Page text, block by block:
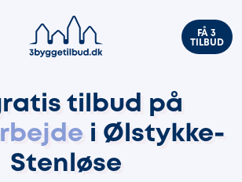
FÅ 3
TILBUD
tilbud på
i Ølstykke-
Stenløse